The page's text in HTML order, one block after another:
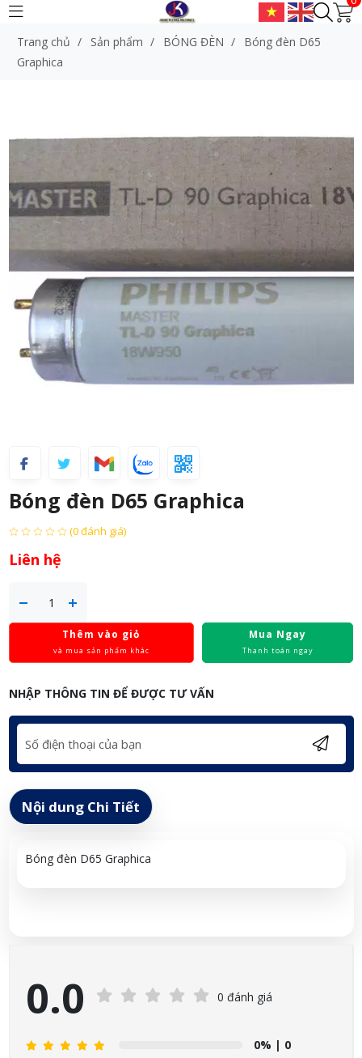
Trang chủ / Sản phẩm / BÓNG ĐÈN /
Bóng đèn D65
Graphica
Bóng đèn D65 Graphica
(0 đánh giá)
Liên hệ
Thêm vào giỏ
và mua sản phẩm khác
Mua Ngay
Thanh toán ngay
NHẬP THÔNG TIN ĐỂ ĐƯỢC TƯ VẤN
Nội dung Chi Tiết
Bóng đèn D65 Graphica
0.0 0 đánh giá
0% | 0